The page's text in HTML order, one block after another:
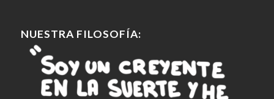
NUESTRA FILOSOFÍA: